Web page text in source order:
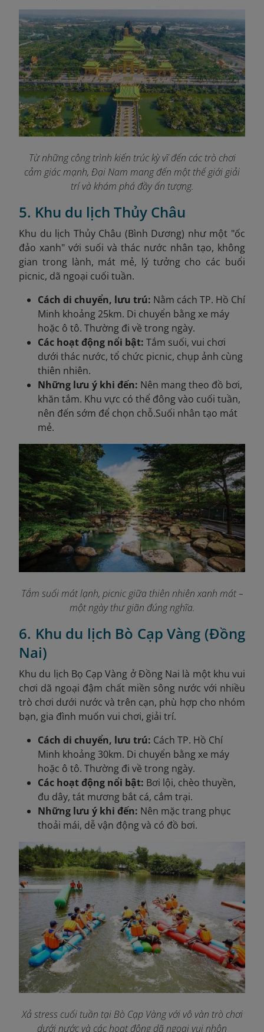
Từ những công trình kiến trúc kỳ vĩ đến các trò chơi
cảm giác mạnh, Đại Nam mang đến một thế giới giải
trí và khám phá đầy ấn tượng.
5. Khu du lịch Thủy Châu
Khu du lịch Thủy Châu (Bình Dương) như một "ốc
đảo xanh" với suối và thác nước nhân tạo, không
gian trong lành, mát mẻ, lý tưởng cho các buổi
picnic, dã ngoại cuối tuần.
Cách di chuyển, lưu trú: Nằm cách TP. Hồ Chí
Minh khoảng 25km. Di chuyển bằng xe máy
hoặc ô tô. Thường đi về trong ngày.
Các hoạt động nổi bật: Tắm suối, vui chơi
dưới thác nước, tổ chức picnic, chụp ảnh cùng
thiên nhiên.
Những lưu ý khi đến: Nên mang theo đồ bơi,
khăn tắm. Khu vực có thể đông vào cuối tuần,
nên đến sớm để chọn chỗ.Suối nhân tạo mát
mẻ.
Tắm suối mát lạnh, picnic giữa thiên nhiên xanh mát –
một ngày thư giãn đúng nghĩa.
6. Khu du lịch Bò Cạp Vàng (Đồng
Nai)
Khu du lịch Bọ Cạp Vàng ở Đồng Nai là một khu vui
chơi dã ngoại đậm chất miền sông nước với nhiều
trò chơi dưới nước và trên cạn, phù hợp cho nhóm
bạn, gia đình muốn vui chơi, giải trí.
Cách di chuyển, lưu trú: Cách TP. Hồ Chí
Minh khoảng 30km. Di chuyển bằng xe máy
hoặc ô tô. Thường đi về trong ngày.
Các hoạt động nổi bật: Bơi lội, chèo thuyền,
đu dây, tát mương bắt cá, cắm trại.
Những lưu ý khi đến: Nên mặc trang phục
thoải mái, dễ vận động và có đồ bơi.
Xả stress cuối tuần tại Bò Cạp Vàng với vô vàn trò chơi
dưới nước và các hoạt động dã ngoại vui nhộn